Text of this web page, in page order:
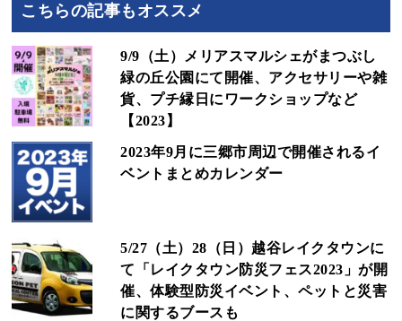
こちらの記事もオススメ
9/9（土）メリアスマルシェがまつぶし
緑の丘公園にて開催、アクセサリーや雑
貨、プチ縁日にワークショップなど
【2023】
2023年9月に三郷市周辺で開催されるイ
ベントまとめカレンダー
5/27（土）28（日）越谷レイクタウンに
て「レイクタウン防災フェス2023」が開
催、体験型防災イベント、ペットと災害
に関するブースも